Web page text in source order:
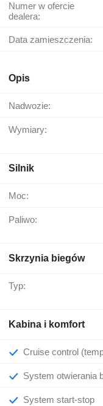
Numer w ofercie
dealera:
Data zamieszczenia:
Opis
Nadwozie:
Wymiary:
Silnik
Moc:
Paliwo:
Skrzynia biegów
Typ:
Kabina i komfort
Cruise control
System otwierania
System start-stop